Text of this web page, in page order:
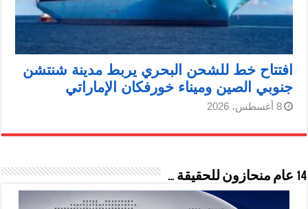
افتتاح خط للشحن البحري يربط مدينة شنتشن
جنوبي الصين وميناء خورفكان الإماراتي
8 أغسطس، 2026
14 عام منحازون للحقيقة …